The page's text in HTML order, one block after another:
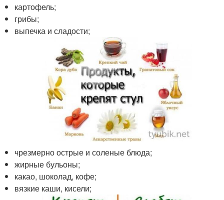
картофель;
грибы;
выпечка и сладости;
чрезмерно острые и соленые блюда;
жирные бульоны;
какао, шоколад, кофе;
вязкие каши, кисели;